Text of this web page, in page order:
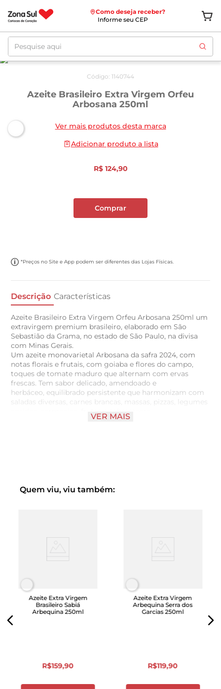
Como deseja receber?
Informe seu CEP
Pesquise aqui
Código: 1140744
Azeite Brasileiro Extra Virgem Orfeu
Arbosana 250ml
Ver mais produtos desta marca
Adicionar produto a lista
R$ 124,90
Comprar
*Preços no Site e App podem ser diferentes das Lojas Físicas.
Descrição Características
Azeite Brasileiro Extra Virgem Orfeu Arbosana 250ml um
extravirgem premium brasileiro, elaborado em São
Sebastião da Grama, no estado de São Paulo, na divisa
com Minas Gerais.
Um azeite monovarietal Arbosana da safra 2024, com
notas florais e frutais, com goiaba e flores do campo,
toques de tomate maduro que alternam com ervas
frescas. Tem sabor delicado, amendoado e
herbáceo, equilibrado persistente que harmonizam com
saladas diversas, carnes brancas, massas, pizzas, legumes
cozidos, carpaccios, frutas e sobremesas.
Conserve-o em um local fresco, ao abrigo da luz e uma
VER MAIS
Quem viu, viu também:
Azeite Extra Virgem
Brasileiro Sabiá
Arbequina 250ml
R$159,90
Azeite Extra Virgem
Arbequina Serra dos
Garcias 250ml
R$119,90